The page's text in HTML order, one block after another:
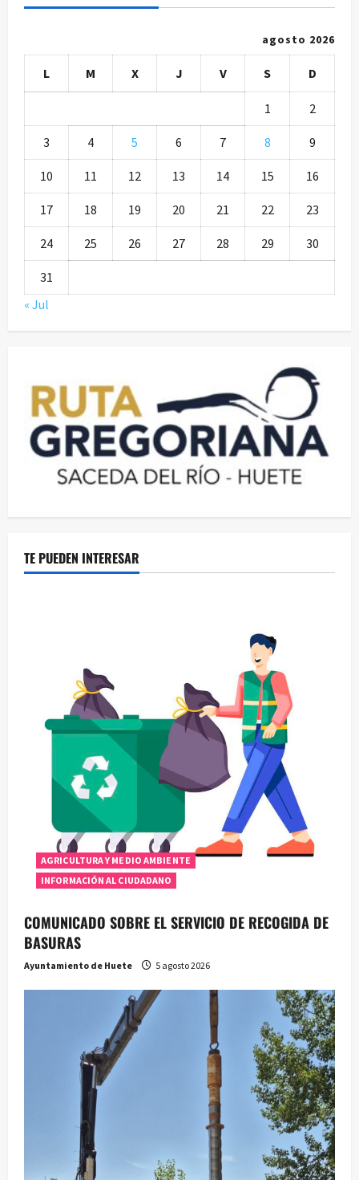
agosto 2026
L M X J V S D
1 2
3 4 5 6 7 8 9
10 11 12 13 14 15 16
17 18 19 20 21 22 23
24 25 26 27 28 29 30
31
« Jul
TE PUEDEN INTERESAR
AGRICULTURA Y MEDIO AMBIENTE
INFORMACIÓN AL CIUDADANO
COMUNICADO SOBRE EL SERVICIO DE RECOGIDA DE
BASURAS
Ayuntamiento de Huete 5 agosto 2026